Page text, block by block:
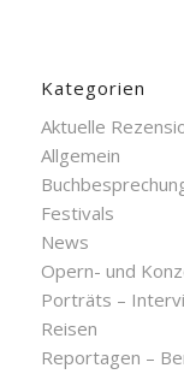
Kategorien
Aktuelle
Allgemein
Festivals
News
Opern- und
Porträts –
Reisen
Reportagen –